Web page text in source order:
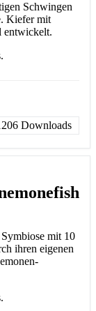
Schwingen
Kiefer mit
entwickelt.
Downloads
mit 10
ihren eigenen